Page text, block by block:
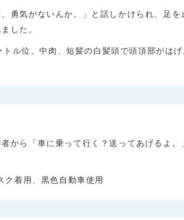
勇気がないんか。」と話しかけられ、足を
した。
ル位、中肉、短髪の白髪頭で頭頂部がはげ
から「車に乗って行く？送ってあげるよ。
着用、黒色自動車使用